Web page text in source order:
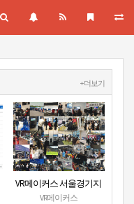
+ 더보기
VR메이커스 서울경기지
부 홈페이지 오픈
VR메이커스